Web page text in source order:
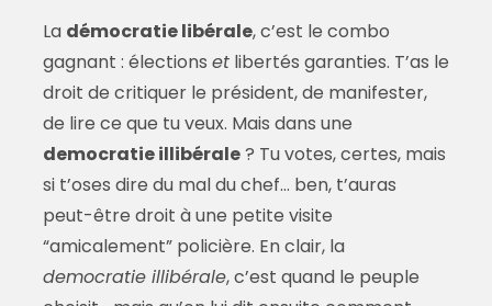
La démocratie libérale, c’est le combo
gagnant : élections etlibertés garanties. T’as le
droit de critiquer le président, de manifester,
de lire ce que tu veux. Mais dans une
democratie illibérale? Tu votes, certes, mais
si t’oses dire du mal du chef… ben, t’auras
peut-être droit à une petite visite
“amicalement” policière. En clair, la
democratie illibérale, c’est quand le peuple